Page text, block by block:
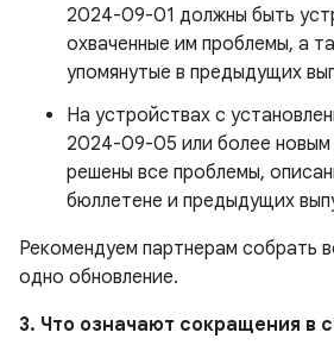
2024-09-01 должны быть
охваченные им проблемы, а
упомянутые в предыдущих
На устройствах с
2024-09-05 или более
решены все проблемы,
бюллетене и предыдущих
Рекомендуем партнерам собрать
одно обновление.
3. Что означают сокращения в